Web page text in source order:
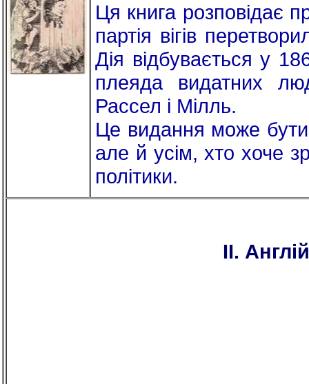
Ця книга розповідає
партія вігів
Дія відбувається у
плеяда видатних
Рассел і Мілль.
Це видання може
але й усім, хто хоче
політики.
II.